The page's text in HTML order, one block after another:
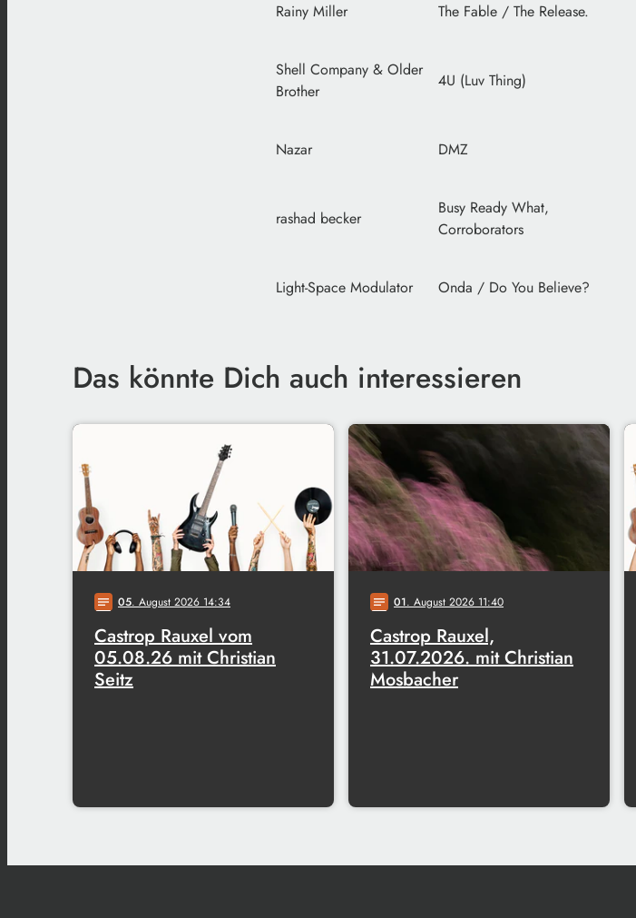
Rainy Miller The Fable / The Release.
Shell Company & Older
Brother
4U (Luv Thing)
Nazar DMZ
rashad becker
Busy Ready What,
Corroborators
Light-Space Modulator Onda / Do You Believe?
Das könnte Dich auch interessieren
notes 05. August 2026 14:34
Castrop Rauxel vom
05.08.26 mit Christian
Seitz
notes 01. August 2026 11:40
Castrop Rauxel,
31.07.2026. mit Christian
Mosbacher